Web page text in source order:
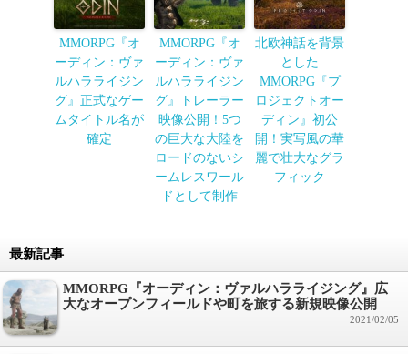
MMORPG『オ
ーディン：ヴァ
ルハラライジン
グ』正式なゲー
ムタイトル名が
確定
MMORPG『オ
ーディン：ヴァ
ルハラライジン
グ』トレーラー
映像公開！5つ
の巨大な大陸を
ロードのないシ
ームレスワール
ドとして制作
北欧神話を背景
とした
MMORPG『プ
ロジェクトオー
ディン』初公
開！実写風の華
麗で壮大なグラ
フィック
最新記事
MMORPG『オーディン：ヴァルハラライジング』広
大なオープンフィールドや町を旅する新規映像公開
2021/02/05